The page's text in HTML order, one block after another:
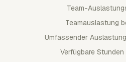
Team-
Teamauslastung
Umfassender
Verfügbare